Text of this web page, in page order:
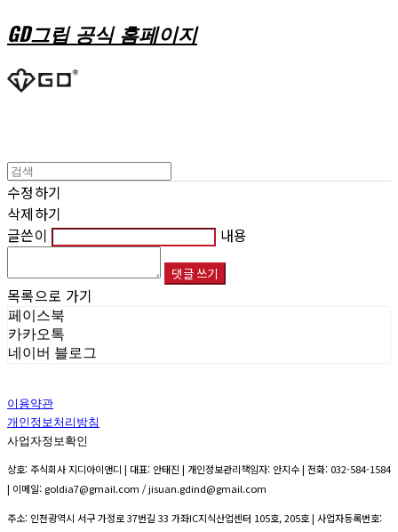
GD그립 공식 홈페이지
수정하기
삭제하기
글쓴이
내용
댓글 쓰기
목록으로 가기
페이스북
카카오톡
네이버 블로그
이용약관
개인정보처리방침
사업자정보확인
상호: 주식회사 지디아이앤디 | 대표: 안태진 | 개인정보관리책임자: 안지수 | 전화: 032-584-1584
| 이메일: goldia7@gmail.com / jisuan.gdind@gmail.com
주소: 인천광역시 서구 가정로 37번길 33 가좌IC지식산업센터 105호, 205호 | 사업자등록번호: